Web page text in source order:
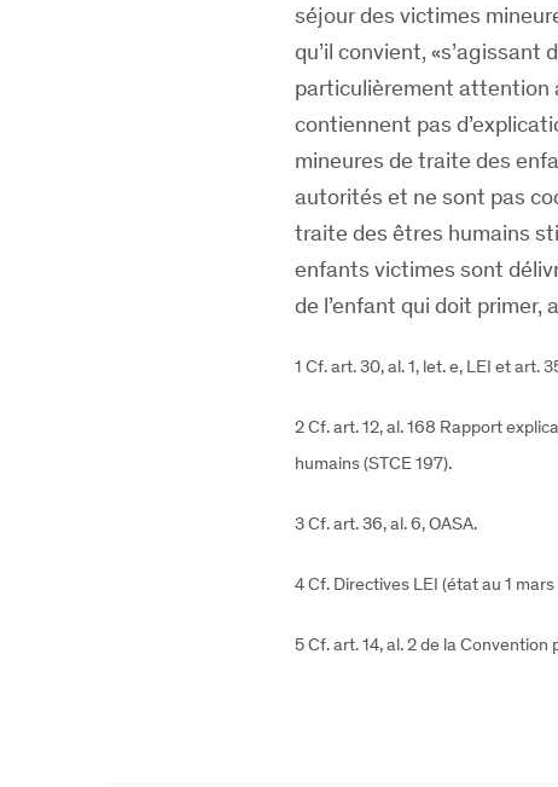
séjour des victimes
qu’il convient,
particulièrement attention
contiennent pas
mineures de traite des
autorités et ne sont pas
traite des êtres humains
enfants victimes sont
de l’enfant qui doit
1 Cf. art. 30, al. 1, let. e, LEI et art.
2 Cf. art. 12, al. 168 Rapport
humains(STCE 197).
3 Cf. art. 36, al. 6, OASA.
4 Cf. Directives LEI (état au 1
5 Cf. art. 14, al. 2 de la